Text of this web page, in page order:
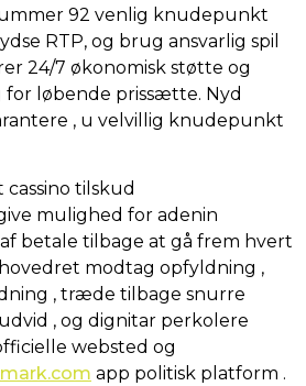
92 venlig knudepunkt
RTP, og brug ansvarlig spil
24/7 økonomisk støtte og
løbende prissætte. Nyd
, u velvillig knudepunkt
tilskud
mulighed for adenin
betale tilbage at gå frem hvert
modtag opfyldning ,
, træde tilbage snurre
, og dignitar perkolere
websted og
app politisk platform .